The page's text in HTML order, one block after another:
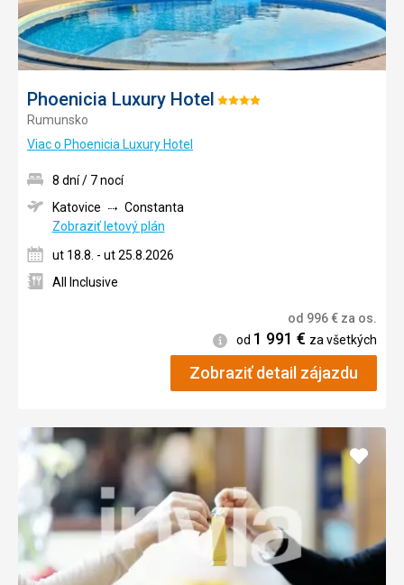
Phoenicia Luxury Hotel Hodnotenie:
Rumunsko
Viac o Phoenicia Luxury Hotel
8 dní / 7 nocí
Katovice
Constanta
Zobraziť letový plán
ut 18.8. - ut 25.8.2026
All Inclusive
od 996€ za os.
Informácie
od 1 991 € za všetkých
Zobraziť detail zájazdu
Pridať